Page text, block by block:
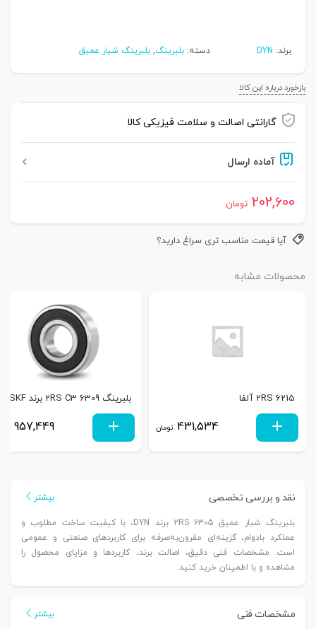
برند: DYN دسته:بلبرینگ,بلبرینگ شیار عمیق
بازخورد درباره این کالا
گارانتی اصالت و سلامت فیزیکی کالا
آماده ارسال
202,600 تومان
آیا قیمت مناسب تری سراغ دارید؟
محصولات مشابه
6215 2RS آلفا
431,534 تومان
بلبرینگ 6309 2RS C3 برند SKF
957,449
نقد و بررسی تخصصی بیشتر
بلبرینگ شیار عمیق 6305 2RS برند DYN، با کیفیت ساخت مطلوب و
عملکرد بادوام، گزینه‌ای مقرون‌به‌صرفه برای کاربردهای صنعتی و عمومی
است. مشخصات فنی دقیق، اصالت برند، کاربردها و مزایای محصول را
مشاهده و با اطمینان خرید کنید.
مشخصات فنی بیشتر